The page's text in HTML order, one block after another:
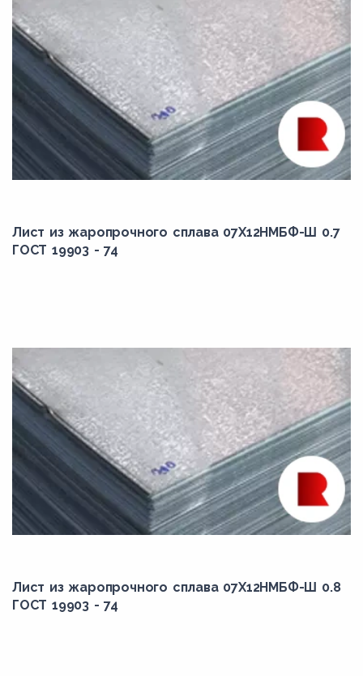
Лист из жаропрочного сплава 07Х12НМБФ-Ш 0.7
ГОСТ 19903 - 74
Лист из жаропрочного сплава 07Х12НМБФ-Ш 0.8
ГОСТ 19903 - 74